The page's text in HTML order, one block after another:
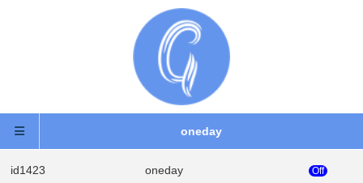
oneday
id1423 oneday Off